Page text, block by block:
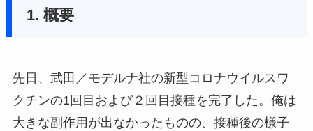
1. 概要
先日、武田／モデルナ社の新型コロナウイルスワ
クチンの1回目および２回目接種を完了した。俺は
大きな副作用が出なかったものの、接種後の様子